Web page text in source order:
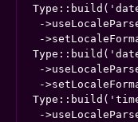
-
-
-
-
-